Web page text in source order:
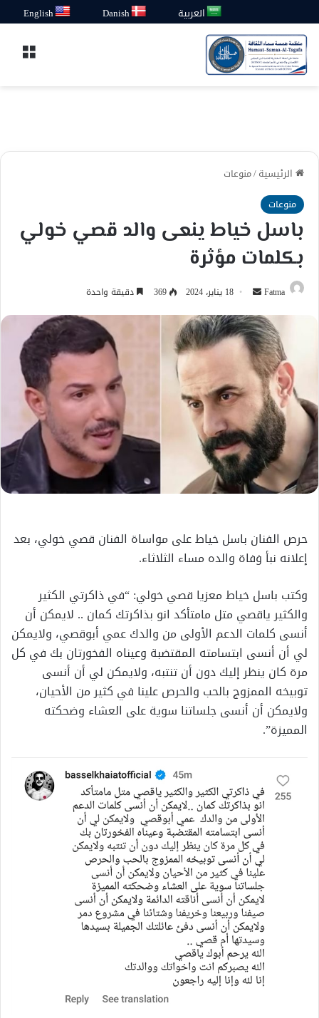
العربية Danish
English
الرئيسية/منوعات
منوعات
باسل خياط ينعى والد قصي خولي
بكلمات مؤثرة
Fatma
أرسل
إلكترونيا
18 يناير، 2024 369 دقيقة واحدة
حرص الفنان باسل خياط على مواساة الفنان قصي خولي، بعد
إعلانه نبأ ۏفاة والده مساء الثلاثاء.
وكتب باسل خياط معزيا قصي خولي: “في ذاكرتي الكثير
والكثير ياقصي متل مامتأكد انو بذاكرتك كمان .. لايمكن أن
أنسى كلمات الدعم الأولى من والدك عمي أبوقصي، ولايمكن
لي أن أنسى ابتسامته المقتضبة وعيناه الفخورتان بك في كل
مرة كان ينظر إليك دون أن تنتبه، ولايمكن لي أن أنسى
توبيخه الممزوج بالحب والحرص علينا في كثير من الأحيان،
ولايمكن أن أنسى جلساتنا سوية على العشاء وضحكته
المميزة”.